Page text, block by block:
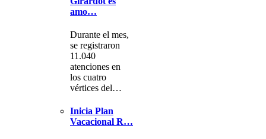
amo…
Durante el mes,
se registraron
11.040
atenciones en
los cuatro
vértices del…
Inicia Plan
Vacacional R…